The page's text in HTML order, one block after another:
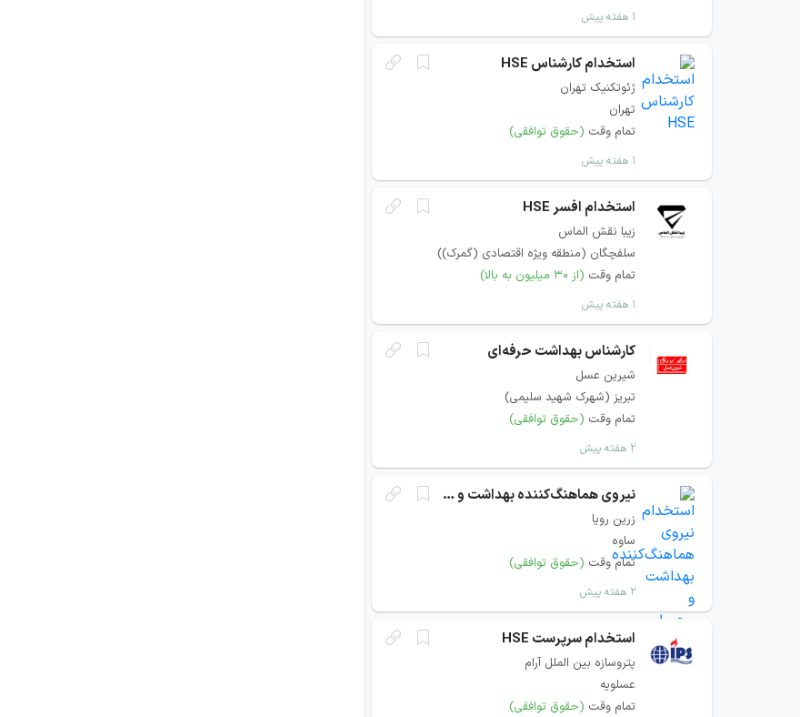
۱ هفته پیش
استخدام کارشناس HSE
ژئوتکنیک تهران
تهران
تمام وقت (حقوق توافقی)
۱ هفته پیش
استخدام افسر HSE
زیبا نقش الماس
سلفچگان (منطقه ویژه اقتصادی (گمرک))
تمام وقت (از ۳۰ میلیون به بالا)
۱ هفته پیش
کارشناس بهداشت حرفه‌ای
شیرین عسل
تبریز (شهرک شهید سلیمی)
تمام وقت (حقوق توافقی)
۲ هفته پیش
نیروی هماهنگ‌کننده بهداشت و محیط زیست
زرین رویا
ساوه
تمام وقت (حقوق توافقی)
۲ هفته پیش
استخدام سرپرست HSE
پتروسازه بین الملل آرام
عسلویه
تمام وقت (حقوق توافقی)